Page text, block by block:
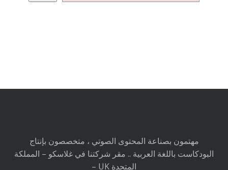
مهتمون بصناعة المحتوى الصوتي ، متخصصون بإنتاج
البودكاست باللغة العربية .. مقر شركتنا في غلاسكو – المملكة
المتحدة UK –